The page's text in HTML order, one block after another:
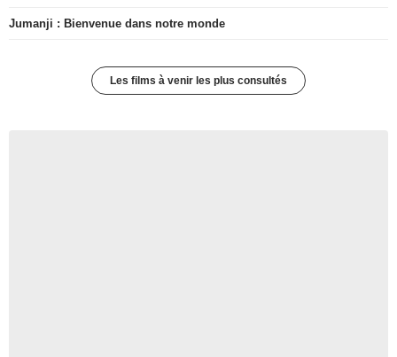
Jumanji : Bienvenue dans notre monde
Les films à venir les plus consultés